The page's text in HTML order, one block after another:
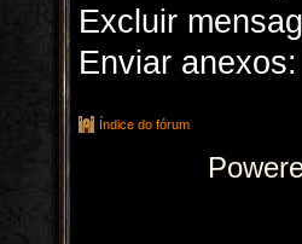
Excluir
Enviar anexos:
Índice do fórum